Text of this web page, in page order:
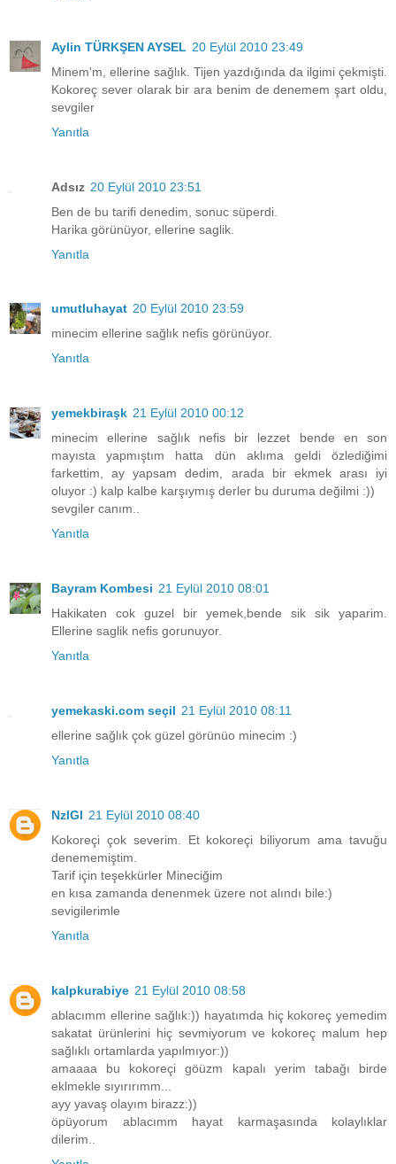
Aylin TÜRKŞEN AYSEL 20 Eylül 2010 23:49
Minem'm, ellerine sağlık. Tijen yazdığında da ilgimi çekmişti.
Kokoreç sever olarak bir ara benim de denemem şart oldu,
sevgiler
Yanıtla
Adsız 20 Eylül 2010 23:51
Ben de bu tarifi denedim, sonuc süperdi.
Harika görünüyor, ellerine saglik.
Yanıtla
umutluhayat 20 Eylül 2010 23:59
minecim ellerine sağlık nefis görünüyor.
Yanıtla
yemekbiraşk 21 Eylül 2010 00:12
minecim ellerine sağlık nefis bir lezzet bende en son
mayısta yapmıştım hatta dün aklıma geldi özlediğimi
farkettim, ay yapsam dedim, arada bir ekmek arası iyi
oluyor :) kalp kalbe karşıymış derler bu duruma değilmi :))
sevgiler canım..
Yanıtla
Bayram Kombesi 21 Eylül 2010 08:01
Hakikaten cok guzel bir yemek,bende sik sik yaparim.
Ellerine saglik nefis gorunuyor.
Yanıtla
yemekaski.com seçil 21 Eylül 2010 08:11
ellerine sağlık çok güzel görünüo minecim :)
Yanıtla
NzlGl 21 Eylül 2010 08:40
Kokoreçi çok severim. Et kokoreçi biliyorum ama tavuğu
denememiştim.
Tarif için teşekkürler Mineciğim
en kısa zamanda denenmek üzere not alındı bile:)
sevigilerimle
Yanıtla
kalpkurabiye 21 Eylül 2010 08:58
ablacımm ellerine sağlık:)) hayatımda hiç kokoreç yemedim
sakatat ürünlerini hiç sevmiyorum ve kokoreç malum hep
sağlıklı ortamlarda yapılmıyor:))
amaaaa bu kokoreçi göüzm kapalı yerim tabağı birde
eklmekle sıyırırımm...
ayy yavaş olayım birazz:))
öpüyorum ablacımm hayat karmaşasında kolaylıklar
dilerim..